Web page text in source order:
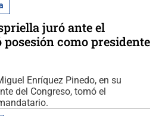
juró ante el
posesión como presidente
Enríquez Pinedo, en su
del Congreso, tomó el